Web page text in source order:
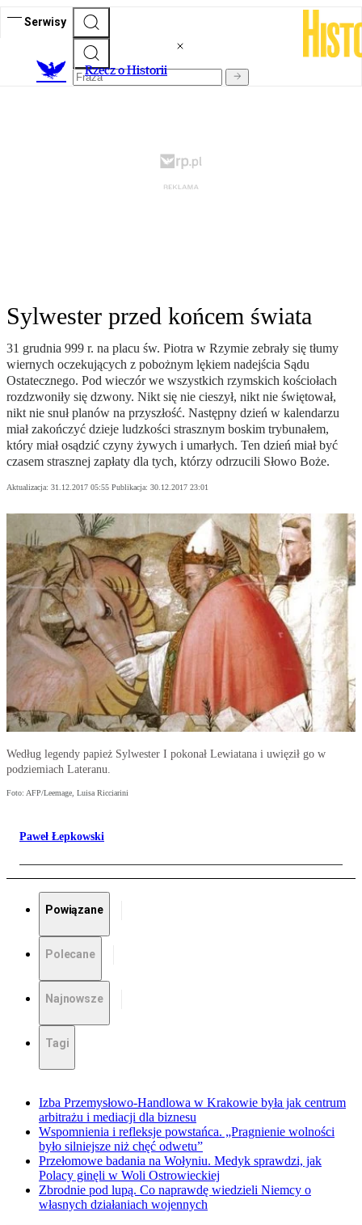
Serwisy
Rzecz o Historii
Sylwester przed końcem świata
31 grudnia 999 r. na placu św. Piotra w Rzymie zebrały się tłumy
wiernych oczekujących z pobożnym lękiem nadejścia Sądu
Ostatecznego. Pod wieczór we wszystkich rzymskich kościołach
rozdzwoniły się dzwony. Nikt się nie cieszył, nikt nie świętował,
nikt nie snuł planów na przyszłość. Następny dzień w kalendarzu
miał zakończyć dzieje ludzkości strasznym boskim trybunałem,
który miał osądzić czyny żywych i umarłych. Ten dzień miał być
czasem strasznej zapłaty dla tych, którzy odrzucili Słowo Boże.
Aktualizacja: 31.12.2017 05:55 Publikacja: 30.12.2017 23:01
Według legendy papież Sylwester I pokonał Lewiatana i uwięził go w
podziemiach Lateranu.
Foto: AFP/Leemage, Luisa Ricciarini
Paweł Łepkowski
Powiązane
Polecane
Najnowsze
Tagi
Izba Przemysłowo-Handlowa w Krakowie była jak centrum
arbitrażu i mediacji dla biznesu
Wspomnienia i refleksje powstańca. „Pragnienie wolności
było silniejsze niż chęć odwetu”
Przełomowe badania na Wołyniu. Medyk sprawdzi, jak
Polacy ginęli w Woli Ostrowieckiej
Zbrodnie pod lupą. Co naprawdę wiedzieli Niemcy o
własnych działaniach wojennych